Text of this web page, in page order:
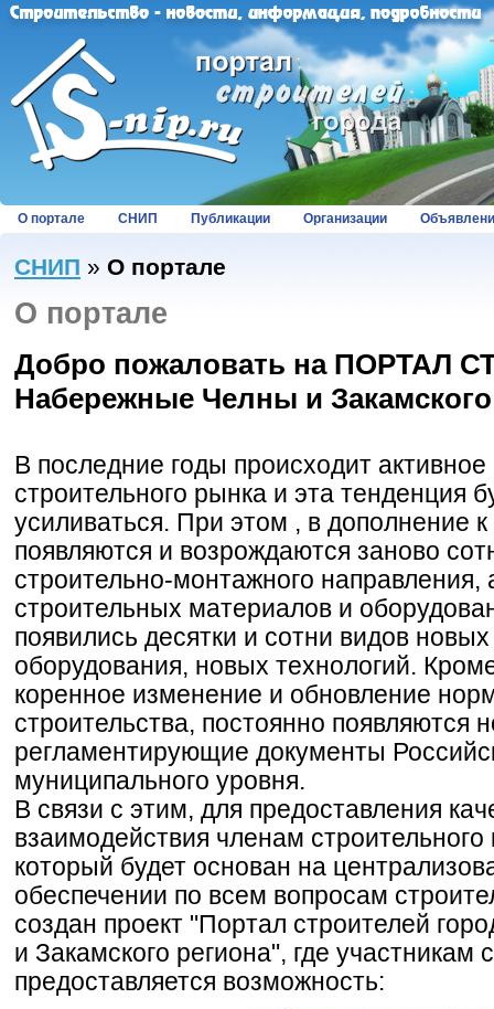
О портале СНИП Публикации Организации
СНИП » О портале
О портале
Добро пожаловать на ПОРТАЛ
Набережные Челны и Закамского
В последние годы происходит
строительного рынка и эта тенденция
усиливаться. При этом , в дополнение
появляются и возрождаются заново
строительно-монтажного направления,
строительных материалов и
появились десятки и сотни видов
оборудования, новых технологий.
коренное изменение и обновление
строительства, постоянно появляются
регламентирующие документы
муниципального уровня.
В связи с этим, для предоставления
взаимодействия членам строительного
который будет основан на
обеспечении по всем вопросам
создан проект "Портал строителей
и Закамского региона", где участникам
предоставляется возможность: